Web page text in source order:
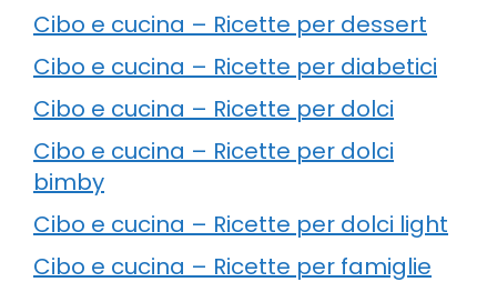
Cibo e cucina – Ricette per dessert
Cibo e cucina – Ricette per diabetici
Cibo e cucina – Ricette per dolci
Cibo e cucina – Ricette per dolci
bimby
Cibo e cucina – Ricette per dolci light
Cibo e cucina – Ricette per famiglie